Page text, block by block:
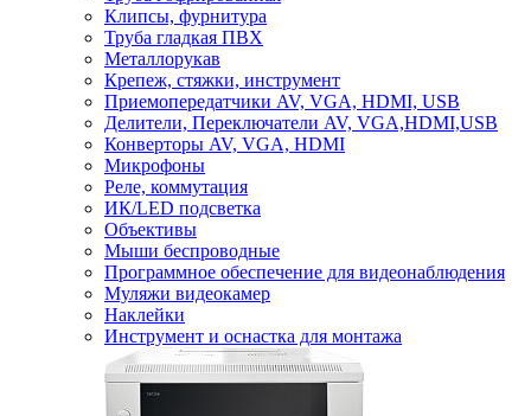
Клипсы, фурнитура
Труба гладкая ПВХ
Металлорукав
Крепеж, стяжки, инструмент
Приемопередатчики AV, VGA, HDMI, USB
Делители, Переключатели AV, VGA,HDMI,USB
Конверторы AV, VGA, HDMI
Микрофоны
Реле, коммутация
ИК/LED подсветка
Объективы
Мыши беспроводные
Программное обеспечение для видеонаблюдения
Муляжи видеокамер
Наклейки
Инструмент и оснастка для монтажа